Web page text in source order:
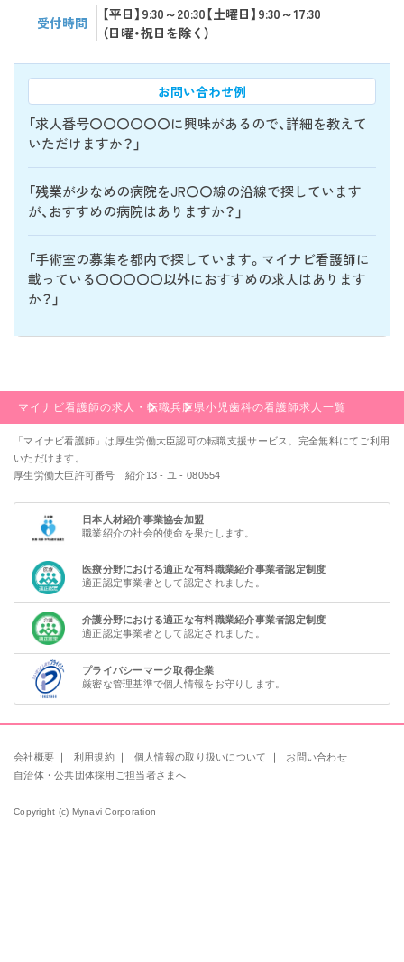
受付時間
【平日】9:30～20:30【土曜日】9:30～17:30
（日曜・祝日を除く）
お問い合わせ例
「求人番号〇〇〇〇〇〇に興味があるので、詳細を教えて
いただけますか？」
「残業が少なめの病院をJR〇〇線の沿線で探しています
が、おすすめの病院はありますか？」
「手術室の募集を都内で探しています。マイナビ看護師に
載っている〇〇〇〇〇以外におすすめの求人はあります
か？」
マイナビ看護師の求人・転職兵庫県小児歯科の看護師求人一覧
「マイナビ看護師」は厚生労働大臣認可の転職支援サービス。完全無料にてご利用
いただけます。
厚生労働大臣許可番号 紹介13 - ユ - 080554
日本人材紹介事業協会加盟
職業紹介の社会的使命を果たします。
医療分野における適正な有料職業紹介事業者認定制度
適正認定事業者として認定されました。
介護分野における適正な有料職業紹介事業者認定制度
適正認定事業者として認定されました。
プライバシーマーク取得企業
厳密な管理基準で個人情報をお守りします。
会社概要 利用規約 個人情報の取り扱いについて
お問い合わせ
自治体・公共団体採用ご担当者さまへ
Copyright (c) Mynavi Corporation